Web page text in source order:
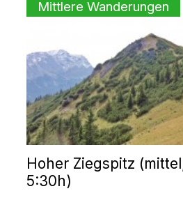
Mittlere Wanderungen
Hoher Ziegspitz
5:30h)